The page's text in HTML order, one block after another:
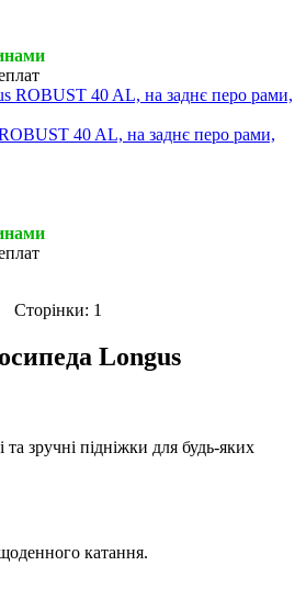
40 AL, на заднє перо рами,
Сторінки: 1
Longus
зручні підніжки для будь-яких
катання.